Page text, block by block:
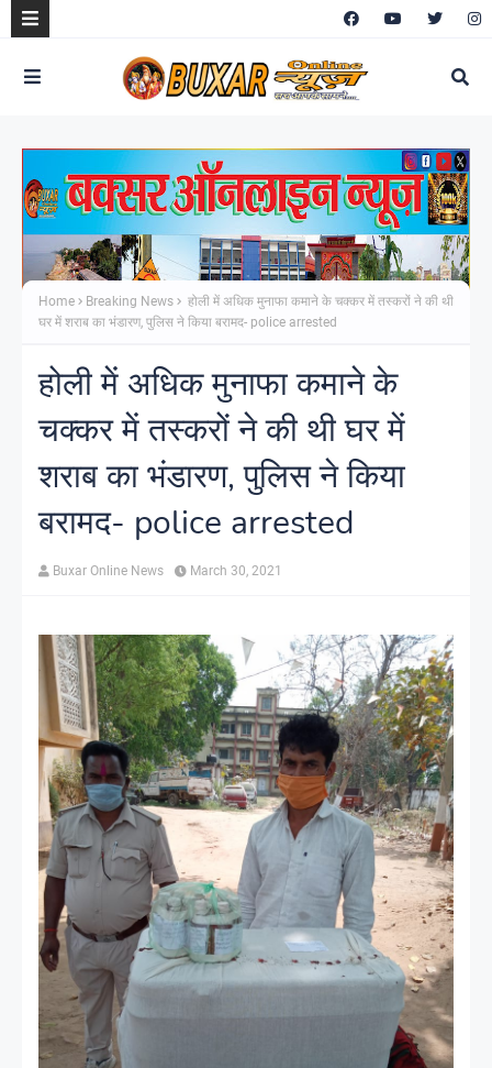
Home Breaking News
होली में अधिक मुनाफा कमाने के चक्कर में तस्करों ने की थी
घर में शराब का भंडारण, पुलिस ने किया बरामद- police arrested
होली में अधिक मुनाफा कमाने के
चक्कर में तस्करों ने की थी घर में
शराब का भंडारण, पुलिस ने किया
बरामद- police arrested
Buxar Online News March 30, 2021